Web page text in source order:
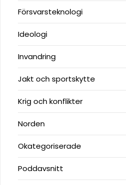
Försvarsteknologi
Ideologi
Invandring
Jakt och sportskytte
Krig och konflikter
Norden
Okategoriserade
Poddavsnitt